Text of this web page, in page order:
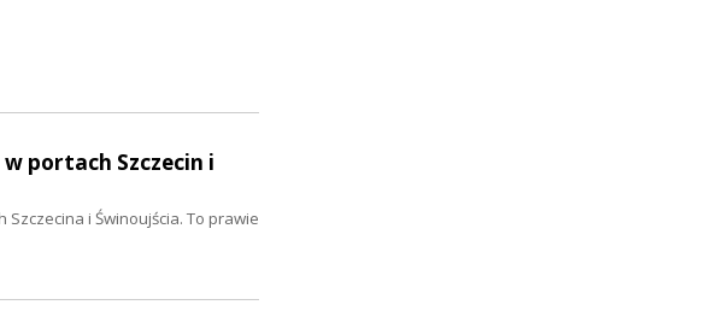
portach Szczecin i
i Świnoujścia. To prawie